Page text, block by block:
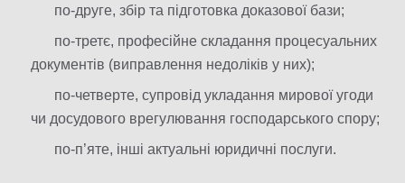
по-друге, збір та підготовка доказової бази;
по-третє, професійне складання процесуальних
документів (виправлення недоліків у них);
по-четверте, супровід укладання мирової угоди
чи досудового врегулювання господарського спору;
по-п’яте, інші актуальні юридичні послуги.